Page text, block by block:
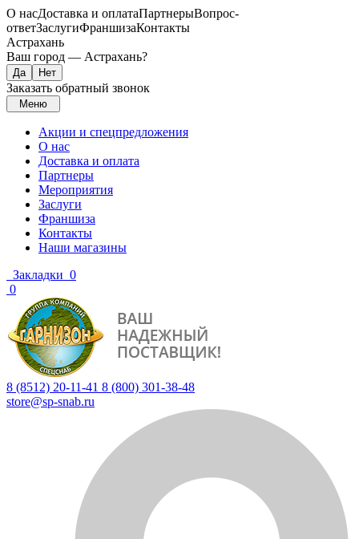
О насДоставка и оплатаПартнерыВопрос-
ответЗаслугиФраншизаКонтакты
Астрахань
Ваш город — Астрахань?
Заказать обратный звонок
Меню
Акции и спецпредложения
О нас
Доставка и оплата
Партнеры
Мероприятия
Заслуги
Франшиза
Контакты
Наши магазины
Закладки 0
0
8 (8512) 20-11-41 8 (800) 301-38-48
store@sp-snab.ru